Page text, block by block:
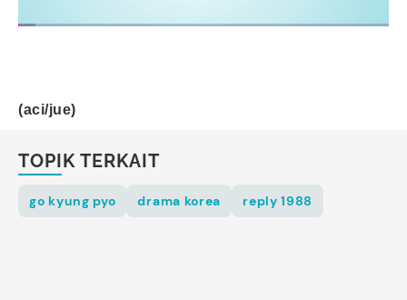
(aci/jue)
TOPIK TERKAIT
go kyung pyo drama korea reply 1988